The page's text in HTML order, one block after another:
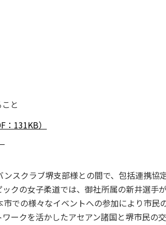
と
131KB）
スクラブ堺支部様との間で、包括連携協
クの女子柔道では、御社所属の新井選手
での様々なイベントへの参加により市民
ークを活かしたアセアン諸国と堺市民の